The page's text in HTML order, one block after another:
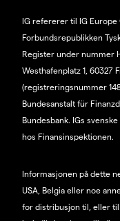
IG refererer til IG Europe
Forbundsrepublikken
Register under nummer
Westhafenplatz 1, 60327
(registreringsnummer
Bundesanstalt für
Bundesbank. IGs
hos Finansinspektionen.
Informasjonen på dette
USA, Belgia eller noe
for distribusjon til, eller